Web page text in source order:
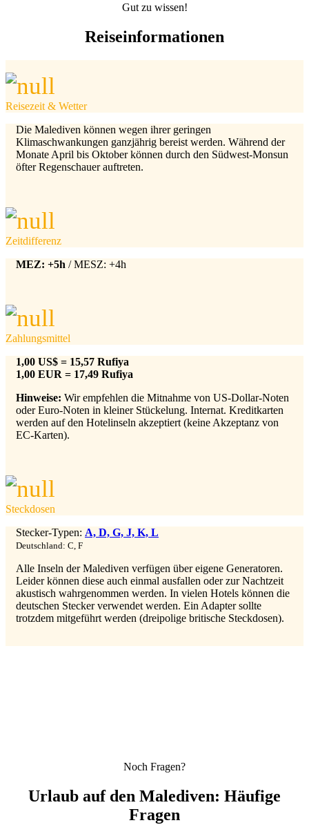
Gut zu wissen!
Reiseinformationen
Reisezeit & Wetter
Die Malediven können wegen ihrer geringen
Klimaschwankungen ganzjährig bereist werden. Während der
Monate April bis Oktober können durch den Südwest-Monsun
öfter Regenschauer auftreten.
Zeitdifferenz
MEZ: +5h / MESZ: +4h
Zahlungsmittel
1,00 US$ = 15,57 Rufiya
1,00 EUR = 17,49 Rufiya
Hinweise: Wir empfehlen die Mitnahme von US-Dollar-Noten
oder Euro-Noten in kleiner Stückelung. Internat. Kreditkarten
werden auf den Hotelinseln akzeptiert (keine Akzeptanz von
EC-Karten).
Steckdosen
Stecker-Typen: A, D, G, J, K, L
Deutschland: C, F
Alle Inseln der Malediven verfügen über eigene Generatoren.
Leider können diese auch einmal ausfallen oder zur Nachtzeit
akustisch wahrgenommen werden. In vielen Hotels können die
deutschen Stecker verwendet werden. Ein Adapter sollte
trotzdem mitgeführt werden (dreipolige britische Steckdosen).
Noch Fragen?
Urlaub auf den Malediven: Häufige
Fragen